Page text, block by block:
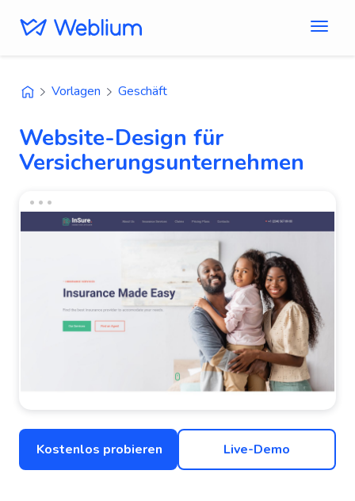
Vorlagen Geschäft
Website-Design für
Versicherungsunternehmen
Kostenlos probieren Live-Demo